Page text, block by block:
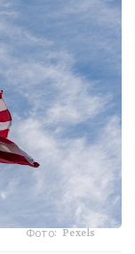
Фото: Pexels